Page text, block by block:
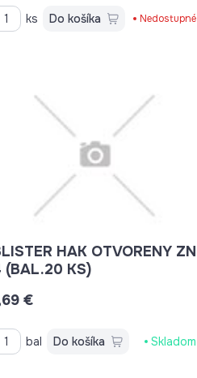
ks Do košíka Nedostupné
HAK OTVORENY ZN
(BAL.20 KS)
€
bal Do košíka Skladom